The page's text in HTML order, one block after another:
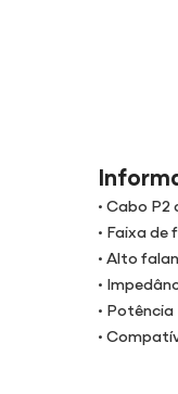
• Cabo
• Faixa de
• Alto
•
•
•